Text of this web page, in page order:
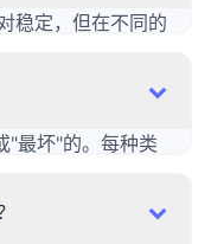
对个人能力或价值
稳定，但在不同的
而是你在发展自
帮助你了解自己
"最坏"的。每种类
时有意识地发展
类型的多样性往